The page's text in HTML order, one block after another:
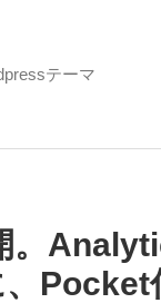
テーマ
。
Pocket